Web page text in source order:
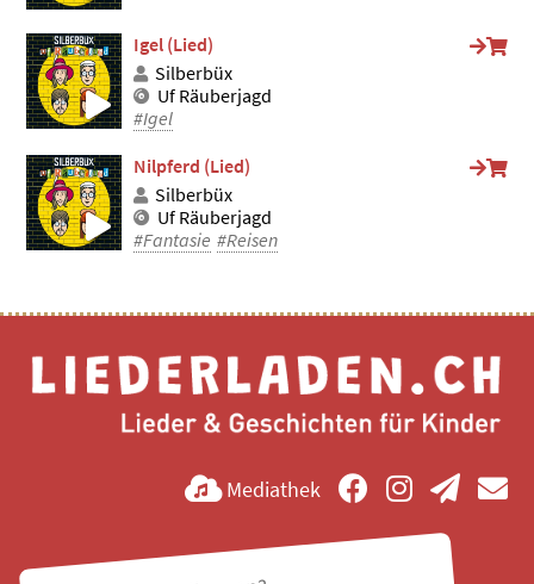
Igel (Lied)
Silberbüx
Uf Räuberjagd
#Igel
Nilpferd (Lied)
Silberbüx
Uf Räuberjagd
#Fantasie #Reisen
Mediathek